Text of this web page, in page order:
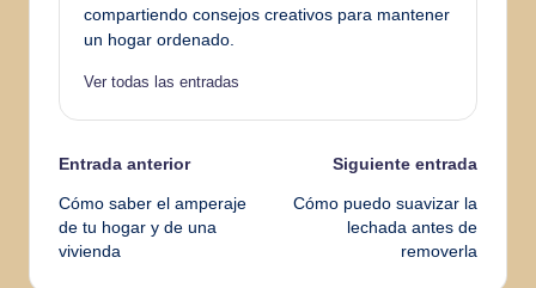
compartiendo consejos creativos para mantener
un hogar ordenado.
Ver todas las entradas
Navegación
de
entradas
Entrada anterior
Cómo saber el amperaje
de tu hogar y de una
vivienda
Siguiente entrada
Cómo puedo suavizar la
lechada antes de
removerla